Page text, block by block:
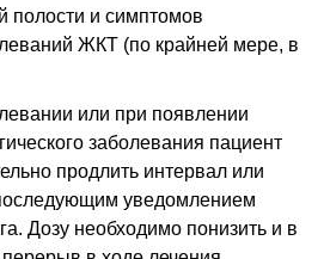
полости и симптомов
ЖКТ (по крайней мере, в
или при появлении
заболевания пациент
продлить интервал или
уведомлением
Дозу необходимо понизить и в